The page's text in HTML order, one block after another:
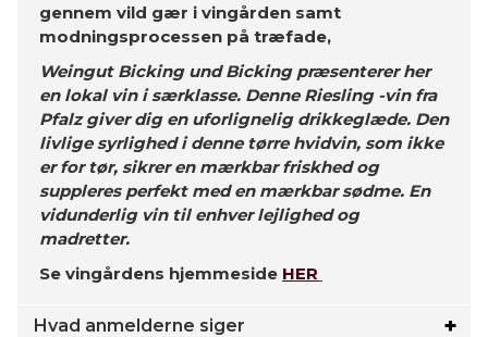
gennem vild gær i vingården samt
modningsprocessen på træfade,
Weingut Bicking und Bicking præsenterer her
en lokal vin i særklasse. Denne Riesling -vin fra
Pfalz giver dig en uforlignelig drikkeglæde. Den
livlige syrlighed i denne tørre hvidvin, som ikke
er for tør, sikrer en mærkbar friskhed og
suppleres perfekt med en mærkbar sødme. En
vidunderlig vin til enhver lejlighed og
madretter.
Se vingårdens hjemmeside HER
Hvad anmelderne siger